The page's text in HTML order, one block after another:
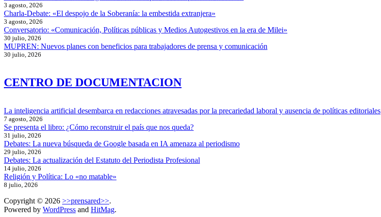
3 agosto, 2026
Charla-Debate: «El despojo de la Soberanía: la embestida extranjera»
3 agosto, 2026
Conversatorio: «Comunicación, Políticas públicas y Medios Autogestivos en la era de Milei»
30 julio, 2026
MUPREN: Nuevos planes con beneficios para trabajadores de prensa y comunicación
30 julio, 2026
CENTRO DE DOCUMENTACION
La inteligencia artificial desembarca en redacciones atravesadas por la precariedad laboral y ausencia de políticas editoriales
7 agosto, 2026
Se presenta el libro: ¿Cómo reconstruir el país que nos queda?
31 julio, 2026
Debates: La nueva búsqueda de Google basada en IA amenaza al periodismo
29 julio, 2026
Debates: La actualización del Estatuto del Periodista Profesional
14 julio, 2026
Religión y Política: Lo «no matable»
8 julio, 2026
Copyright © 2026 >>prensared>>.
Powered by WordPress and HitMag.